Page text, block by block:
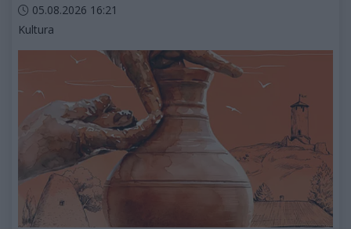
Data dodania artykułu:
05.08.2026 16:21
Kategorie artykułu:
Kultura